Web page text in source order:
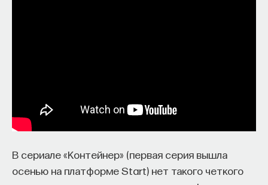
В сериале «Контейнер» (первая серия вышла
осенью на платформе Start) нет такого четкого